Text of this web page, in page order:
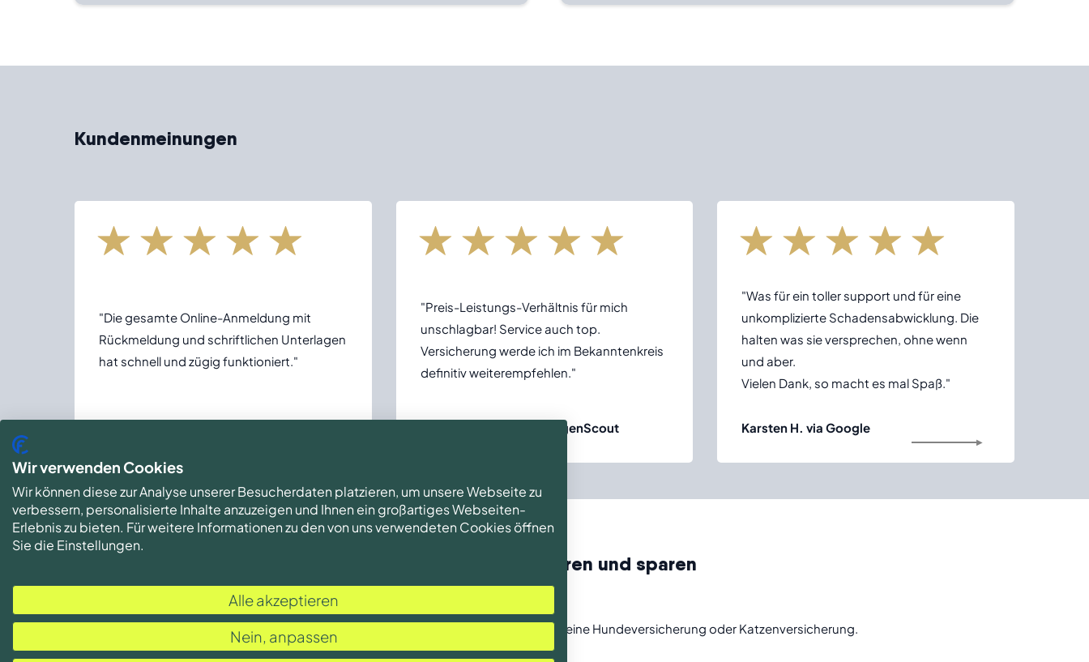
Kundenmeinungen
"Die gesamte Online-Anmeldung mit
Rückmeldung und schriftlichen Unterlagen
hat schnell und zügig funktioniert."
"Preis-Leistungs-Verhältnis für mich
unschlagbar! Service auch top.
Versicherung werde ich im Bekanntenkreis
definitiv weiterempfehlen."
Andreas G. via ErfahrungenScout
"Was für ein toller support und für eine
unkomplizierte Schadensabwicklung. Die
halten was sie versprechen, ohne wenn
und aber.
Vielen Dank, so macht es mal Spaß."
Karsten H. via Google
▶
Newsletter abonnieren und sparen
Melde dich zu unserem Newsletter an und spare 15% auf deine Hundeversicherung oder Katzenversicherung.
Wir verwenden Cookies
Wir können diese zur Analyse unserer Besucherdaten platzieren, um unsere Webseite zu
verbessern, personalisierte Inhalte anzuzeigen und Ihnen ein großartiges Webseiten-
Erlebnis zu bieten. Für weitere Informationen zu den von uns verwendeten Cookies öffnen
Sie die Einstellungen.
Alle akzeptieren
Nein, anpassen